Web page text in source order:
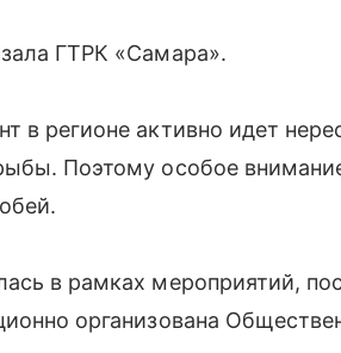
ГТРК «Самара».
в регионе активно идет
Поэтому особое
в рамках мероприятий,
организована